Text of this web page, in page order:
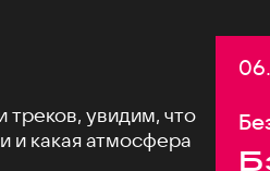
увидим, что
и какая атмосфера